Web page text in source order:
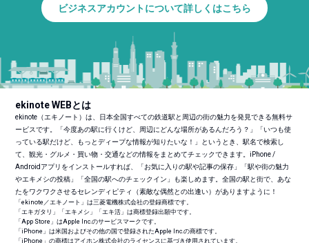
ビジネスアカウントについて詳しくはこちら
ekinote WEBとは
ekinote（エキノート）は、日本全国すべての鉄道駅と周辺の街の魅力を発見できる無料サ
ービスです。「今度あの駅に行くけど、周辺にどんな場所があるんだろう？」「いつも使
っている駅だけど、もっとディープな情報が知りたいな！」というとき、駅名で検索し
て、観光・グルメ・買い物・交通などの情報をまとめてチェックできます。iPhone /
Androidアプリをインストールすれば、「お気に入りの駅や記事の保存」「駅や街の魅力
やエキメシの投稿」「全国の駅へのチェックイン」も楽しめます。全国の駅と街で、あな
たをワクワクさせるセレンディピティ（素敵な偶然との出逢い）がありますように！
「ekinote／エキノート」は三菱電機株式会社の登録商標です。
「エキガタリ」「エキメシ」「エキ活」は商標登録出願中です。
「App Store」はApple Inc.のサービスマークです。
「iPhone」は米国およびその他の国で登録されたApple Inc.の商標です。
「iPhone」の商標はアイホン株式会社のライセンスに基づき使用されています。